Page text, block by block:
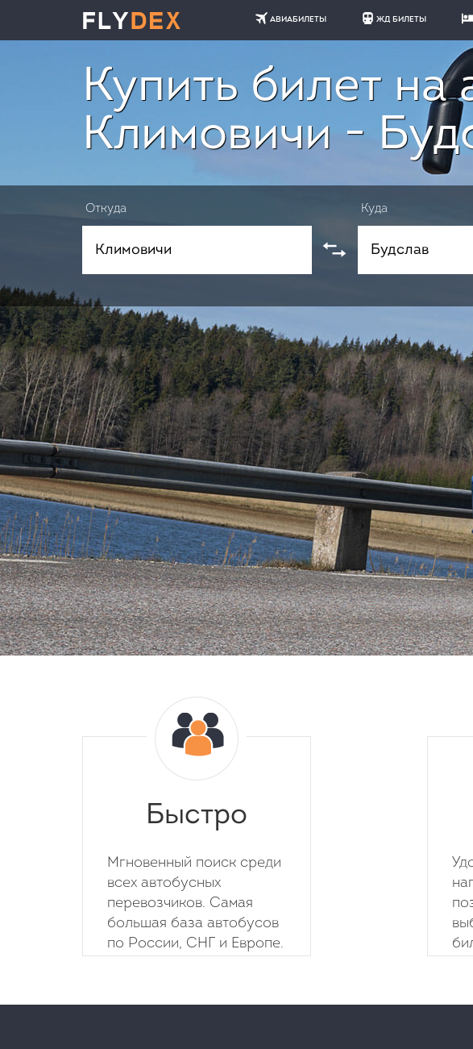
АВИАБИЛЕТЫ ЖД БИЛЕТЫ
Купить билет на
Климовичи -
Откуда Куда
Быстро
Мгновенный поиск среди
всех автобусных
перевозчиков. Самая
большая база автобусов
по России, СНГ и Европе.